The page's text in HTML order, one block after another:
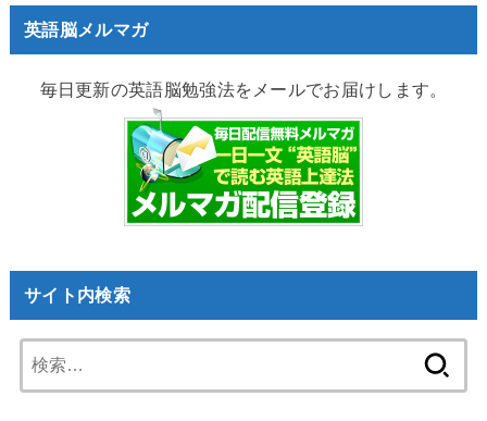
英語脳メルマガ
毎日更新の英語脳勉強法をメールでお届けします。
サイト内検索
索: